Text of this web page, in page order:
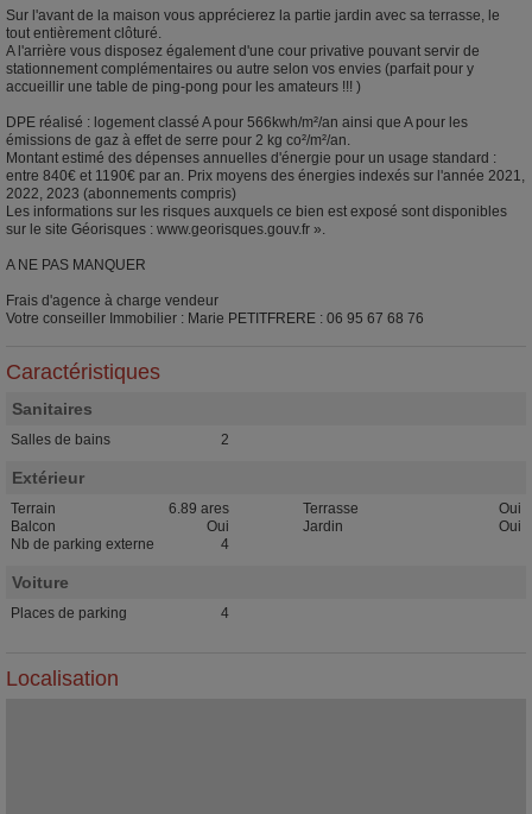
Sur l'avant de la maison vous apprécierez la partie jardin avec sa terrasse, le
tout entièrement clôturé.
A l'arrière vous disposez également d'une cour privative pouvant servir de
stationnement complémentaires ou autre selon vos envies (parfait pour y
accueillir une table de ping-pong pour les amateurs !!! )
DPE réalisé : logement classé A pour 566kwh/m²/an ainsi que A pour les
émissions de gaz à effet de serre pour 2 kg co²/m²/an.
Montant estimé des dépenses annuelles d'énergie pour un usage standard :
entre 840€ et 1190€ par an. Prix moyens des énergies indexés sur l'année 2021,
2022, 2023 (abonnements compris)
Les informations sur les risques auxquels ce bien est exposé sont disponibles
sur le site Géorisques : www.georisques.gouv.fr ».
A NE PAS MANQUER
Frais d'agence à charge vendeur
Votre conseiller Immobilier : Marie PETITFRERE : 06 95 67 68 76
Caractéristiques
Sanitaires
Salles de bains 2
Extérieur
Terrain 6.89 ares Terrasse
Oui
Balcon
Oui Jardin
Oui
Nb de parking externe
4
Voiture
Places de parking 4
Localisation